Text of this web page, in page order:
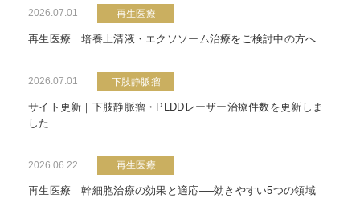
2026.07.01 再生医療
再生医療｜培養上清液・エクソソーム治療をご検討中の方へ
2026.07.01 下肢静脈瘤
サイト更新｜下肢静脈瘤・PLDDレーザー治療件数を更新しま
した
2026.06.22 再生医療
再生医療｜幹細胞治療の効果と適応──効きやすい5つの領域